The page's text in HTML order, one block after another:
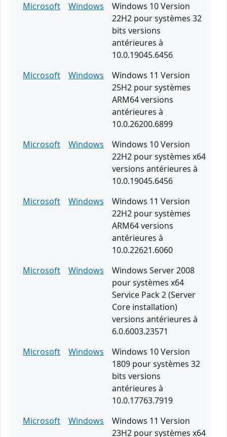
Microsoft
Windows
Windows 10 Version
22H2 pour systèmes 32
bits versions
antérieures à
10.0.19045.6456
Microsoft
Windows
Windows 11 Version
25H2 pour systèmes
ARM64 versions
antérieures à
10.0.26200.6899
Microsoft
Windows
Windows 10 Version
22H2 pour systèmes x64
versions antérieures à
10.0.19045.6456
Microsoft
Windows
Windows 11 Version
22H2 pour systèmes
ARM64 versions
antérieures à
10.0.22621.6060
Microsoft
Windows
Windows Server 2008
pour systèmes x64
Service Pack 2 (Server
Core installation)
versions antérieures à
6.0.6003.23571
Microsoft
Windows
Windows 10 Version
1809 pour systèmes 32
bits versions
antérieures à
10.0.17763.7919
Microsoft
Windows
Windows 11 Version
23H2 pour systèmes x64